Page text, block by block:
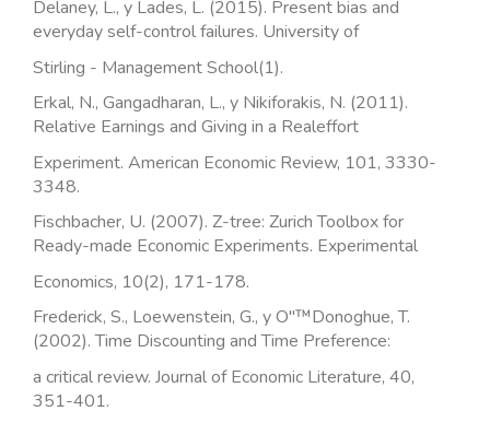
Delaney, L., y Lades, L. (2015). Present bias and
everyday self-control failures. University of
Stirling - Management School(1).
Erkal, N., Gangadharan, L., y Nikiforakis, N. (2011).
Relative Earnings and Giving in a Realeffort
Experiment. American Economic Review, 101, 3330-
3348.
Fischbacher, U. (2007). Z-tree: Zurich Toolbox for
Ready-made Economic Experiments. Experimental
Economics, 10(2), 171-178.
Frederick, S., Loewenstein, G., y O"™Donoghue, T.
(2002). Time Discounting and Time Preference:
a critical review. Journal of Economic Literature, 40,
351-401.